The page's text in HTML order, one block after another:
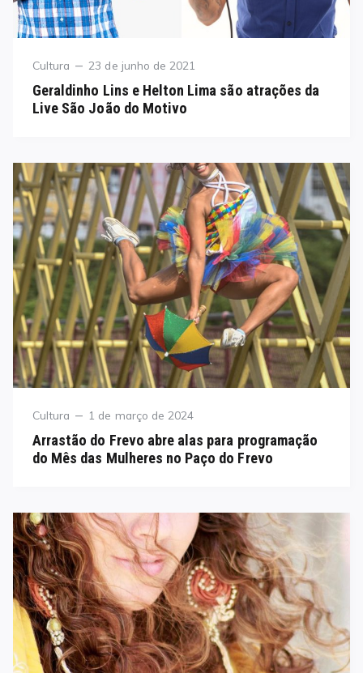
Category
Cultura
Posted
23 de junho de 2021
Geraldinho Lins e Helton Lima são atrações da
Live São João do Motivo
Category
Cultura
Posted
1 de março de 2024
Arrastão do Frevo abre alas para programação
do Mês das Mulheres no Paço do Frevo